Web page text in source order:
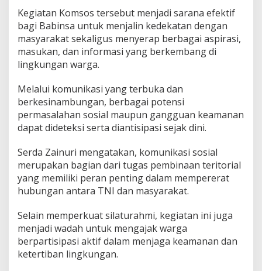
r
k
u
a
t
K
n
d
u
s
i
i
t
s
L
n
g
k
u
n
Kegiatan Komsos tersebut menjadi sarana efektif
bagi Babinsa untuk menjalin kedekatan dengan
masyarakat sekaligus menyerap berbagai aspirasi,
masukan, dan informasi yang berkembang di
lingkungan warga.
Melalui komunikasi yang terbuka dan
berkesinambungan, berbagai potensi
permasalahan sosial maupun gangguan keamanan
dapat dideteksi serta diantisipasi sejak dini.
Serda Zainuri mengatakan, komunikasi sosial
merupakan bagian dari tugas pembinaan teritorial
yang memiliki peran penting dalam mempererat
hubungan antara TNI dan masyarakat.
Selain memperkuat silaturahmi, kegiatan ini juga
menjadi wadah untuk mengajak warga
berpartisipasi aktif dalam menjaga keamanan dan
ketertiban lingkungan.